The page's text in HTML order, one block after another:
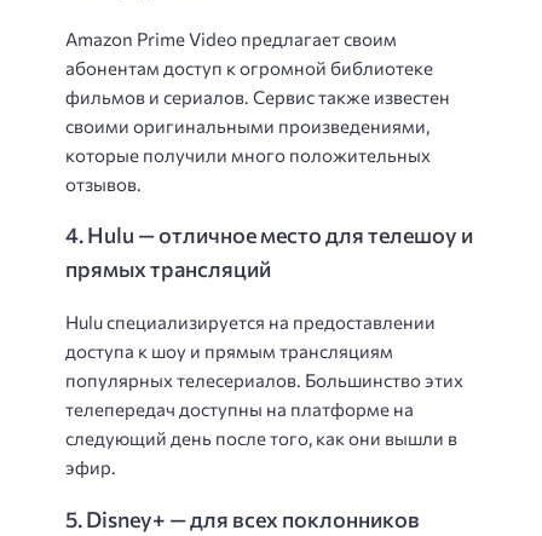
Amazon Prime Video предлагает своим
абонентам доступ к огромной библиотеке
фильмов и сериалов. Сервис также известен
своими оригинальными произведениями,
которые получили много положительных
отзывов.
4. Hulu — отличное место для телешоу и
прямых трансляций
Hulu специализируется на предоставлении
доступа к шоу и прямым трансляциям
популярных телесериалов. Большинство этих
телепередач доступны на платформе на
следующий день после того, как они вышли в
эфир.
5. Disney+ — для всех поклонников